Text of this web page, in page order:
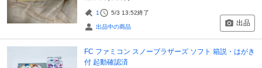
1 5/3 13:52終了
出品中の商品 出品
FC ファミコン スノーブラザーズ ソフト 箱説・はがき
付 起動確認済